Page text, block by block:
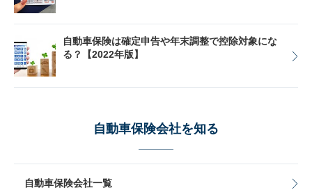
自動車保険は確定申告や年末調整で控除対象にな
る？【2022年版】
自動車保険会社を知る
自動車保険会社一覧